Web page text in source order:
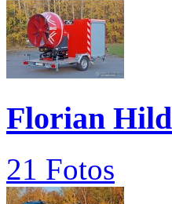
Florian
21 Fotos